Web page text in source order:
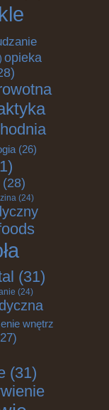
opieka
(26)
(28)
(24)
(31)
(24)
wnętrz
(31)